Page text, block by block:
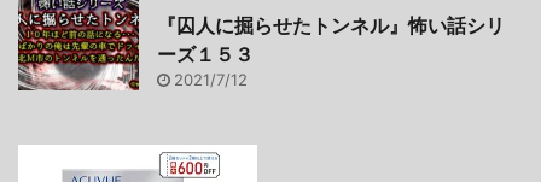
『囚人に掘らせたトンネル』怖い話シリ
ーズ１５３
2021/7/12